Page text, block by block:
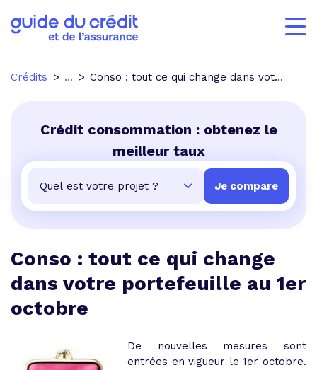
Crédits ... Conso : tout ce qui change dans votre portefeuille au 1er octobre
Crédit consommation : obtenez le
meilleur taux
Conso : tout ce qui change
dans votre portefeuille au 1er
octobre
De nouvelles mesures sont
entrées en vigueur le 1er octobre.